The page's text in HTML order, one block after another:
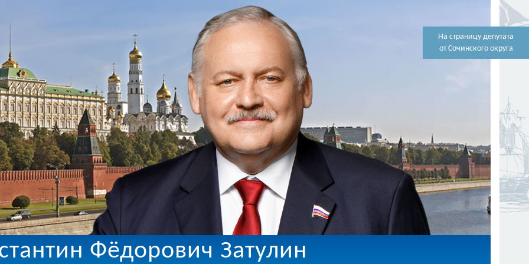
На страницу депутата
от Сочинского округа
Фёдорович Затулин